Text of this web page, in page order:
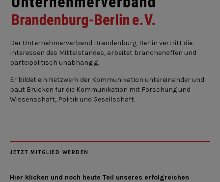
Der Unternehmerverband Brandenburg-Berlin vertritt die
Interessen des Mittelstandes, arbeitet branchenoffen und
parteipolitisch unabhängig.
Er bildet ein Netzwerk der Kommunikation untereinander und
baut Brücken für die Kommunikation mit Forschung und
Wissenschaft, Politik und Gesellschaft.
JETZT MITGLIED WERDEN
Hier klicken und noch heute Teil unseres erfolgreichen